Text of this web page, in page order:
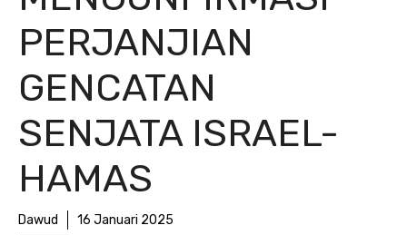
PERJANJIAN
GENCATAN
SENJATA ISRAEL-
HAMAS
Dawud 16 Januari 2025